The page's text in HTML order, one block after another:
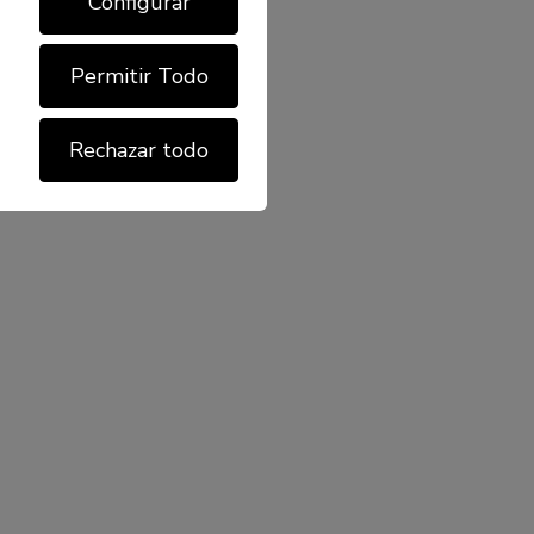
Permitir Todo
Rechazar todo